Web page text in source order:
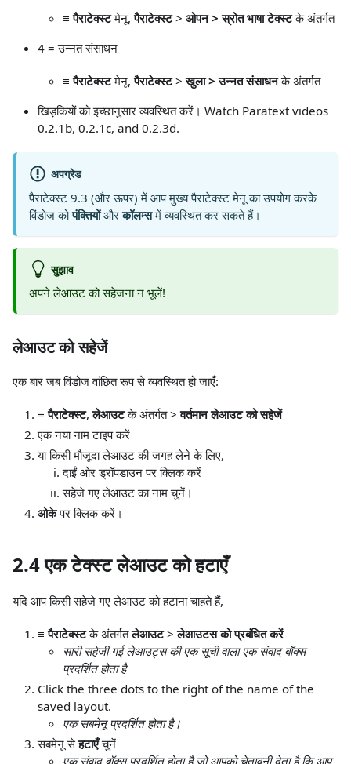
≡ पैराटेक्स्टमेनू,पैराटेक्स्ट> ओपन > स्रोत भाषा टेक्स्टके अंतर्गत
4 = उन्नत संसाधन
≡ पैराटेक्स्टमेनू,पैराटेक्स्ट>खुला > उन्नत संसाधनके अंतर्गत
खिड़कियों को इच्छानुसार व्यवस्थित करें। Watch Paratext videos
0.2.1b, 0.2.1c, and 0.2.3d.
अपग्रेड
पैराटेक्स्ट 9.3 (और ऊपर) में आप मुख्य पैराटेक्स्ट मेनू का उपयोग करके
विंडोज कोपंक्तियोंऔरकॉलम्समें व्यवस्थित कर सकते हैं।
सुझाव
अपने लेआउट को सहेजना न भूलें!‌
लेआउट को सहेजें
एक बार जब विंडोज वांछित रूप से व्यवस्थित हो जाएँ:
≡ पैराटेक्स्ट,लेआउटके अंतर्गत >वर्तमान लेआउट को सहेजें
एक नया नाम टाइप करें
या किसी मौजूदा लेआउट की जगह लेने के लिए,
दाईं ओर ड्रॉपडाउन पर क्लिक करें
सहेजे गए लेआउट का नाम चुनें।
ओकेपर क्लिक करें।
2.4 एक टेक्स्ट लेआउट को हटाएँ
यदि आप किसी सहेजे गए लेआउट को हटाना चाहते हैं,
≡ पैराटेक्स्टके अंतर्गतलेआउट>लेआउटस को प्रबंधित करें
सारी सहेजी गई लेआउट्स की एक सूची वाला एक संवाद बॉक्स
प्रदर्शित होता है
Click the three dots to the right of the name of the
saved layout.
एक सबमेनू प्रदर्शित होता है।
सबमेनू सेहटाएँचुनें
एक संवाद बॉक्स प्रदर्शित होता है जो आपको चेतावनी देता है कि आप